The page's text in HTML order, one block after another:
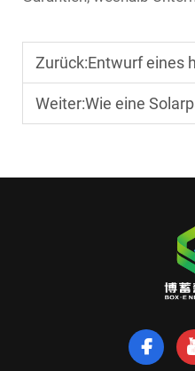
Zurück:Entwurf eines
Weiter:Wie eine Solarpanel-Batteriebank